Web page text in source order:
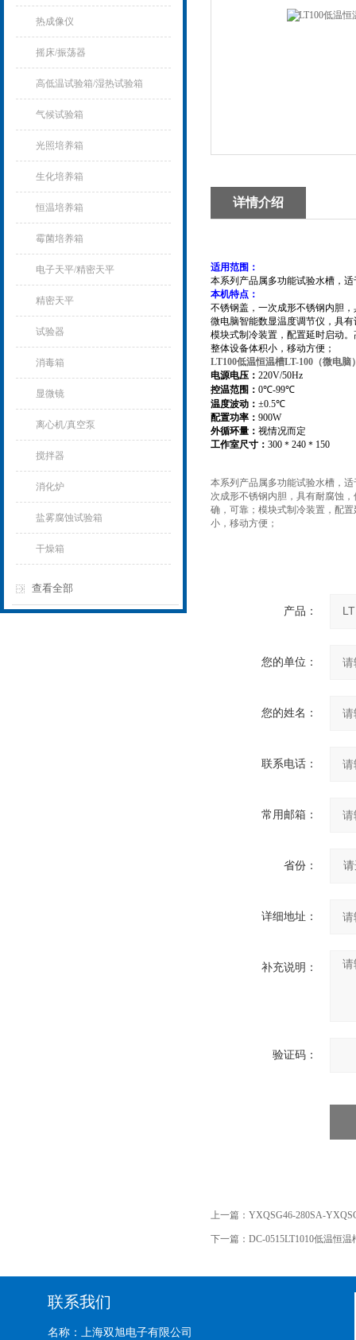
热成像仪
摇床/振荡器
高低温试验箱/湿热试验箱
气候试验箱
光照培养箱
生化培养箱
恒温培养箱
霉菌培养箱
电子天平/精密天平
精密天平
试验器
消毒箱
显微镜
离心机/真空泵
搅拌器
消化炉
盐雾腐蚀试验箱
干燥箱
查看全部
详情介绍
适用范围：
本系列产品属多功能试验水槽，
本机特点：
不锈钢盖，一次成形不锈钢内胆
微电脑智能数显温度调节仪，具
模块式制冷装置，配置延时启动
整体设备体积小，移动方便；
LT100低温恒温槽LT-100（微电脑
电源电压： 220V/50Hz
控温范围： 0℃-99℃
温度波动： ±0.5℃
配置功率： 900W
外循环量： 视情况而定
工作室尺寸： 300＊240＊150
本系列产品属多功能试验水槽，
次成形不锈钢内胆，具有耐腐蚀
确，可靠； 模块式制冷装置，配
小，移动方便；
产品：
您的单位：
您的姓名：
联系电话：
常用邮箱：
省份：
详细地址：
补充说明：
验证码：
上一篇： YXQSG46-280SA-
下一篇： DC-0515LT1010低温恒温
联系我们
名称：上海双旭电子有限公司